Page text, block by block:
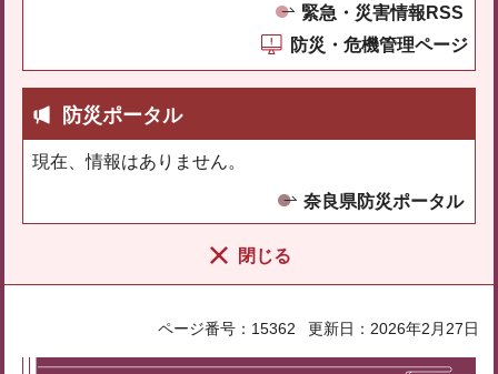
緊急・災害情報RSS
防災・危機管理ページ
防災ポータル
現在、情報はありません。
奈良県防災ポータル
閉じる
ページ番号：15362 更新日：2026年2月27日